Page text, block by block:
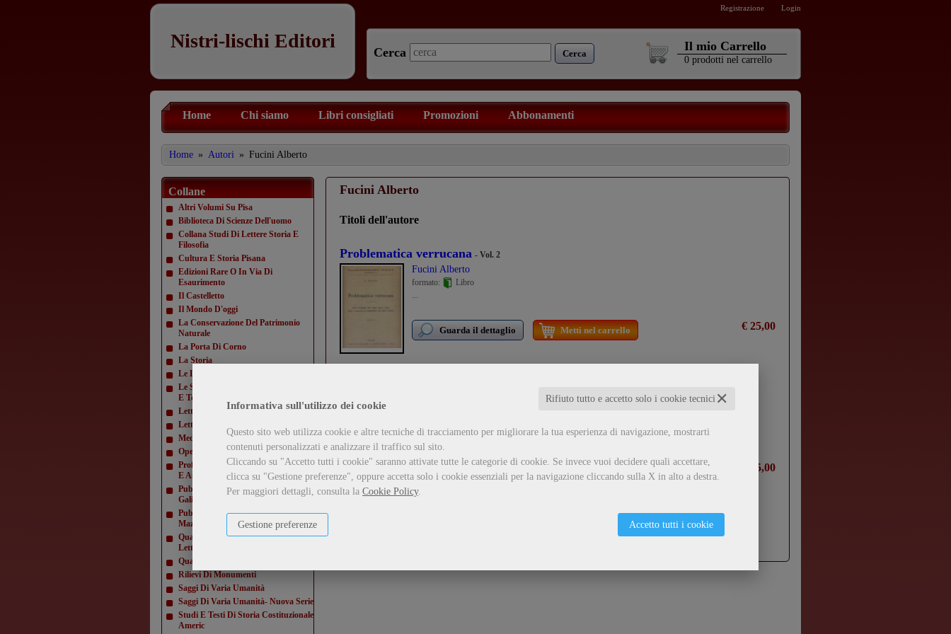
Informativa sull'utilizzo dei cookie ✕
Rifiuto tutto e accetto solo i cookie tecnici
Questo sito web utilizza cookie e altre tecniche di tracciamento per migliorare la tua esperienza di navigazione, mostrarti
contenuti personalizzati e analizzare il traffico sul sito.
Cliccando su "Accetto tutti i cookie" saranno attivate tutte le categorie di cookie. Se invece vuoi decidere quali accettare,
clicca su "Gestione preferenze", oppure accetta solo i cookie essenziali per la navigazione cliccando sulla X in alto a destra.
Per maggiori dettagli, consulta la Cookie Policy.
Accetto tutti i cookie
Gestione preferenze
Registrazione Login
Nistri-lischi Editori
Cerca Cerca
Il mio Carrello
0 prodotti nel carrello
Home Chi siamo Libri consigliati Promozioni Abbonamenti
Home » Autori » Fucini Alberto
Collane
Altri Volumi Su Pisa
Biblioteca Di Scienze Dell'uomo
Collana Studi Di Lettere Storia E
Filosofia
Cultura E Storia Pisana
Edizioni Rare O In Via Di
Esaurimento
Il Castelletto
Il Mondo D'oggi
La Conservazione Del Patrimonio
Naturale
La Porta Di Corno
La Storia
Le Lettere E Le Arti
Le Scienze E La Diffusione Scientifica
E Tecn
Letteratura Americana
Letture Varie
Mediamorfosi
Opere Di Giacomo Matteotti
Profili E Studi Di Letteratura Inglese
E Amer
Pubblicazioni Della Domus
Galilaeana
Pubblicazioni Della Domus
Mazziniana
Quaderni Dell'Istituto Di Lingua E
Letteratur
Quaderni Della Direzione
Rilievi Di Monumenti
Saggi Di Varia Umanità
Saggi Di Varia Umanità- Nuova Serie
Studi E Testi Di Storia Costituzionale
Americ
Fucini Alberto
Titoli dell'autore
Problematica verrucana - Vol. 2
Fucini Alberto
formato:
Libro
...
€ 25,00
Guarda il dettaglio Metti nel carrello
...
€ 25,00
Guarda il dettaglio Metti nel carrello